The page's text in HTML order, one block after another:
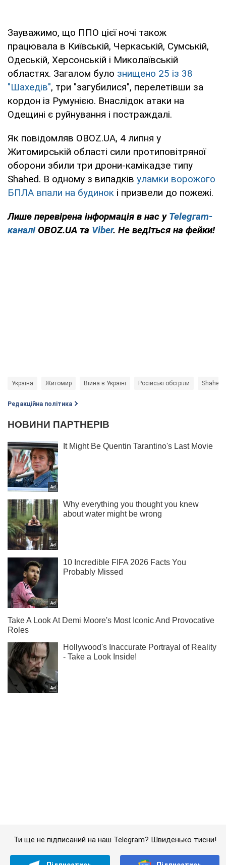
Зауважимо, що ППО цієї ночі також
працювала в Київській, Черкаській, Сумській,
Одеській, Херсонській і Миколаївській
областях. Загалом було знищено 25 із 38
"Шахедів", три "загубилися", перелетівши за
кордон із Румунією. Внаслідок атаки на
Одещині є руйнування і постраждалі.
Як повідомляв OBOZ.UA, 4 липня у
Житомирській області сили протиповітряної
оборони збили три дрони-камікадзе типу
Shahed. В одному з випадків уламки ворожого
БПЛА впали на будинок і призвели до пожежі.
Лише перевірена інформація в нас у Telegram-
каналі OBOZ.UA та Viber. Не ведіться на фейки!
Україна Житомир Війна в Україні Російські обстріли Shahed
Редакційна політика